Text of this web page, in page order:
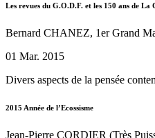
Les revues du G.O.D.F. et les 150 ans de La
Bernard CHANEZ, 1er Grand
01 Mar. 2015
Divers aspects de la pensée
2015 Année de l’Ecossisme
Jean-Pierre CORDIER (Très